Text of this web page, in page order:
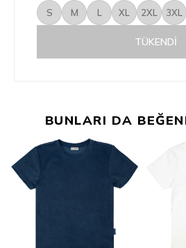
S M L XL 2XL 3XL
TÜKENDI
BUNLARI DA